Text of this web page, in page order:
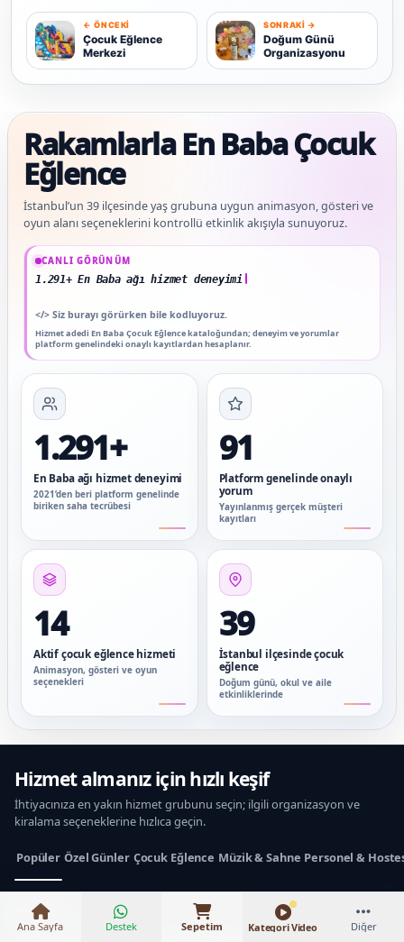
Ç
← ÖNCEKI
Çocuk Eğlence
Merkezi
D
SONRAKI →
Doğum Günü
Organizasyonu
Rakamlarla En Baba Çocuk
Eğlence
İstanbul’un 39 ilçesinde yaş grubuna uygun animasyon, gösteri ve
oyun alanı seçeneklerini kontrollü etkinlik akışıyla sunuyoruz.
CANLI GÖRÜNÜM
1.291+ En Baba ağı hizmet deneyimi
</> Siz burayı görürken bile kodluyoruz.
Hizmet adedi En Baba Çocuk Eğlence kataloğundan; deneyim ve yorumlar
platform genelindeki onaylı kayıtlardan hesaplanır.
Güncel veriler: 1.291+ En Baba ağı hizmet deneyimi; 91 platform genelinde
1.291+
En Baba ağı hizmet deneyimi
2021’den beri platform genelinde
biriken saha tecrübesi
91
Platform genelinde onaylı
yorum
Yayınlanmış gerçek müşteri
kayıtları
14
Aktif çocuk eğlence hizmeti
Animasyon, gösteri ve oyun
seçenekleri
39
İstanbul ilçesinde çocuk
eğlence
Doğum günü, okul ve aile
etkinliklerinde
Hizmet almanız için hızlı keşif
İhtiyacınıza en yakın hizmet grubunu seçin; ilgili organizasyon ve
kiralama seçeneklerine hızlıca geçin.
Popüler Özel Günler Çocuk Eğlence Müzik & Sahne Personel &
Popüler
Sık aranan organizasyon ve kiralama hizmetleri
₺15.000 – ₺22.000
Ana Sayfa Destek Sepetim Kategori Video Diğer